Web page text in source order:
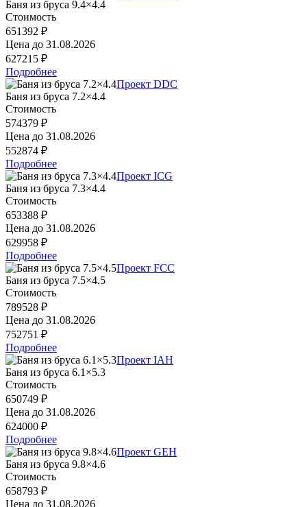
Баня из бруса 9.4×4.4
Стоимость
651392 ₽
Цена до 31.08.2026
627215 ₽
Подробнее
Проект DDC
Баня из бруса 7.2×4.4
Стоимость
574379 ₽
Цена до 31.08.2026
552874 ₽
Подробнее
Проект ICG
Баня из бруса 7.3×4.4
Стоимость
653388 ₽
Цена до 31.08.2026
629958 ₽
Подробнее
Проект FCC
Баня из бруса 7.5×4.5
Стоимость
789528 ₽
Цена до 31.08.2026
752751 ₽
Подробнее
Проект IAH
Баня из бруса 6.1×5.3
Стоимость
650749 ₽
Цена до 31.08.2026
624000 ₽
Подробнее
Проект GEH
Баня из бруса 9.8×4.6
Стоимость
658793 ₽
Цена до 31.08.2026